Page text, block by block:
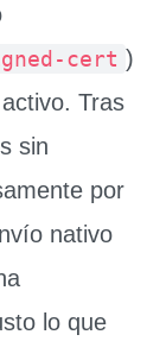
cert )
. Tras
sin
por
nativo
lo que